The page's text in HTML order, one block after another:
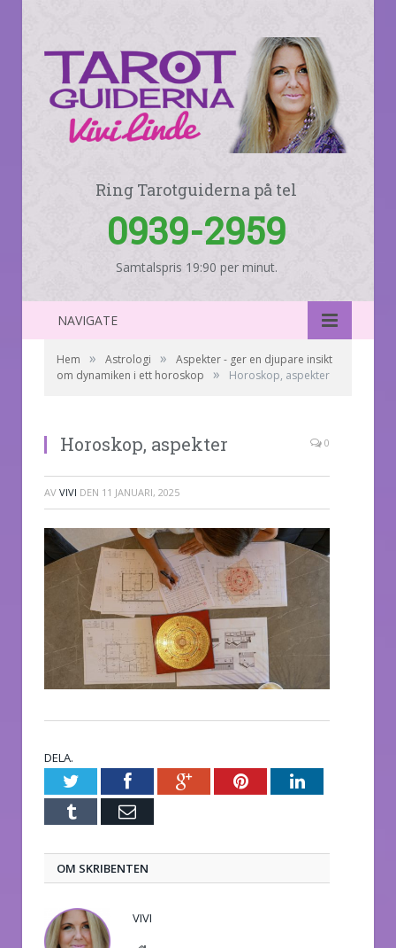
Ring Tarotguiderna på tel
0939-2959
Samtalspris 19:90 per minut.
NAVIGATE
Hem » Astrologi »
Aspekter - ger en djupare insikt
om dynamiken i ett horoskop
» Horoskop, aspekter
Horoskop, aspekter 0
AV VIVI DEN 11 JANUARI, 2025
DELA.
TwitterFacebookGoogle+PinterestLinkedIn
Tumblr E-
OM SKRIBENTEN
VIVI